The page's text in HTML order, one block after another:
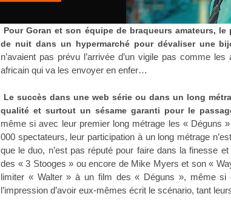
Pour Goran et son équipe de braqueurs amateurs,
de nuit dans un hypermarché pour dévaliser une
n’avaient pas prévu l’arrivée d’un vigile pas comme
africain qui va les envoyer en enfer…
Le succès dans une web série ou dans un long
qualité et surtout un sésame garanti pour le
même si avec leur premier long métrage les « Déguns
000 spectateurs, leur participation à un long métrage
que le duo, n’est pas réputé pour faire dans la finesse
des « 3 Stooges » ou encore de Mike Myers et son «
limiter « Walter » à un film des « Déguns », même si
l’impression d’avoir eux-mêmes écrit le scénario, tant